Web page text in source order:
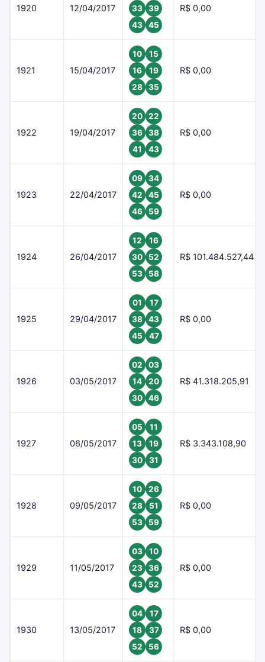
1920 12/04/2017
33
39
43
45
R$ 0,00
1921 15/04/2017
10
15
16
19
28
35
R$ 0,00
1922 19/04/2017
20
22
36
38
41
43
R$ 0,00
1923 22/04/2017
09
34
42
45
46
59
R$ 0,00
1924 26/04/2017
12
16
30
52
53
58
R$ 101.484.527,44
1925 29/04/2017
01
17
38
43
45
47
R$ 0,00
1926 03/05/2017
02
03
14
20
30
46
R$ 41.318.205,91
1927 06/05/2017
05
11
13
19
30
31
R$ 3.343.108,90
1928 09/05/2017
10
26
28
51
53
59
R$ 0,00
1929 11/05/2017
03
10
23
36
43
52
R$ 0,00
1930 13/05/2017
04
17
18
37
52
56
R$ 0,00